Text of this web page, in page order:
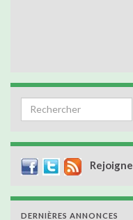
Search for:
DERNIÈRES ANNONCES